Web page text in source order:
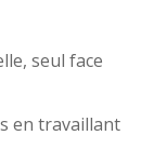
seul face
en travaillant